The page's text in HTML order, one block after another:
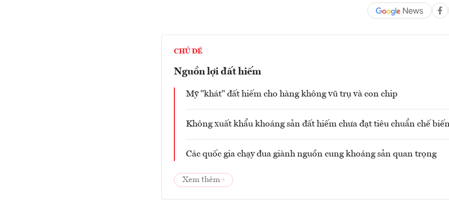
CHỦ ĐỀ
Nguồn lợi đất hiếm
Mỹ "khát" đất hiếm cho hàng không vũ trụ và con chip
Không xuất khẩu khoáng sản đất hiếm chưa đạt tiêu chuẩn chế
Các quốc gia chạy đua giành nguồn cung khoáng sản quan trọng
Xem thêm